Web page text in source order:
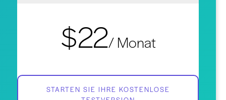
$22/ Monat
STARTEN SIE IHRE KOSTENLOSE